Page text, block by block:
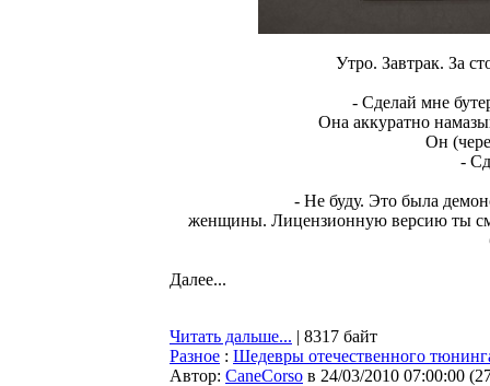
Утро. Завтрак. За
- Cделай мне
Она аккуратно
Он
-
- Не буду. Это была
женщины. Лицензионную версию ты
Далее...
Читать дальше... | 8317 байт
Разное : Шедевры отечественного
Автор: CaneCorso в 24/03/2010 07:00:00 (